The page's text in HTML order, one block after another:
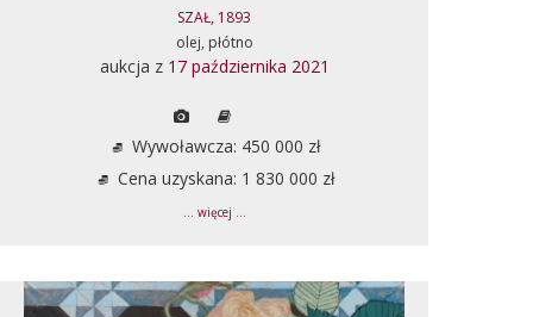
SZAŁ, 1893
olej, płótno
aukcja z 17 października 2021
Wywoławcza: 450 000 zł
Cena uzyskana: 1 830 000 zł
... więcej ...